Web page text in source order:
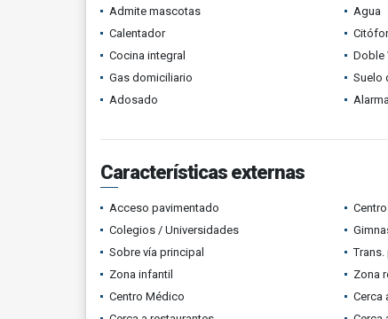
Admite mascotas Agua
Calentador
Cocina integral
Doble
Gas domiciliario
Suelo
Adosado
Alarma
Características externas
Acceso pavimentado
Colegios / Universidades
Sobre vía principal
Zona infantil
Zona
Centro Médico
Cerca